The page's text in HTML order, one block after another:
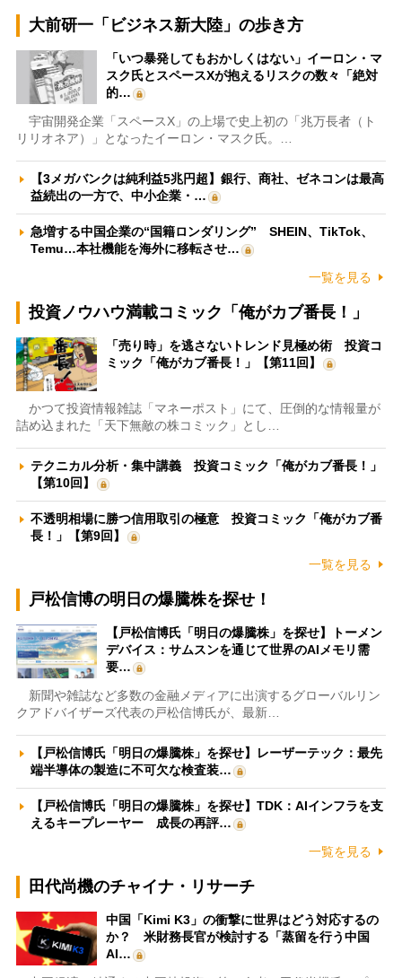
大前研一「ビジネス新大陸」の歩き方
「いつ暴発してもおかしくはない」イーロン・マ
スク氏とスペースXが抱えるリスクの数々「絶対
的…
宇宙開発企業「スペースX」の上場で史上初の「兆万長者（ト
リリオネア）」となったイーロン・マスク氏。…
【3メガバンクは純利益5兆円超】銀行、商社、ゼネコンは最高
益続出の一方で、中小企業・…
急増する中国企業の“国籍ロンダリング” SHEIN、TikTok、
Temu…本社機能を海外に移転させ…
一覧を見る
投資ノウハウ満載コミック「俺がカブ番長！」
「売り時」を逃さないトレンド見極め術 投資コ
ミック「俺がカブ番長！」【第11回】
かつて投資情報雑誌「マネーポスト」にて、圧倒的な情報量が
詰め込まれた「天下無敵の株コミック」とし…
テクニカル分析・集中講義 投資コミック「俺がカブ番長！」
【第10回】
不透明相場に勝つ信用取引の極意 投資コミック「俺がカブ番
長！」【第9回】
一覧を見る
戸松信博の明日の爆騰株を探せ！
【戸松信博氏「明日の爆騰株」を探せ】トーメン
デバイス：サムスンを通じて世界のAIメモリ需
要…
新聞や雑誌など多数の金融メディアに出演するグローバルリン
クアドバイザーズ代表の戸松信博氏が、最新…
【戸松信博氏「明日の爆騰株」を探せ】レーザーテック：最先
端半導体の製造に不可欠な検査装…
【戸松信博氏「明日の爆騰株」を探せ】TDK：AIインフラを支
えるキープレーヤー 成長の再評…
一覧を見る
田代尚機のチャイナ・リサーチ
中国「Kimi K3」の衝撃に世界はどう対応するの
か？ 米財務長官が検討する「蒸留を行う中国
AI…